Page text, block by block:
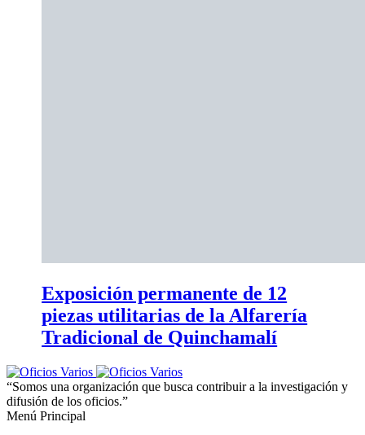
Exposición permanente de 12
piezas utilitarias de la Alfarería
Tradicional de Quinchamalí
“Somos una organización que busca contribuir a la investigación y
difusión de los oficios.”
Menú Principal